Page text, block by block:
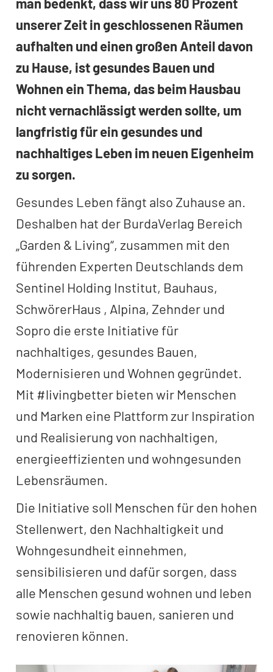
unserer Zeit in geschlossenen Räumen
aufhalten und einen großen Anteil davon
zu Hause, ist gesundes Bauen und
Wohnen ein Thema, das beim Hausbau
nicht vernachlässigt werden sollte, um
langfristig für ein gesundes und
nachhaltiges Leben im neuen Eigenheim
zu sorgen.
Gesundes Leben fängt also Zuhause an.
Deshalben hat der BurdaVerlag Bereich
„Garden & Living“, zusammen mit den
führenden Experten Deutschlands dem
Sentinel Holding Institut, Bauhaus,
SchwörerHaus , Alpina, Zehnder und
Sopro die erste Initiative für
nachhaltiges, gesundes Bauen,
Modernisieren und Wohnen gegründet.
Mit #livingbetter bieten wir Menschen
und Marken eine Plattform zur Inspiration
und Realisierung von nachhaltigen,
energieeffizienten und wohngesunden
Lebensräumen.
Die Initiative soll Menschen für den hohen
Stellenwert, den Nachhaltigkeit und
Wohngesundheit einnehmen,
sensibilisieren und dafür sorgen, dass
alle Menschen gesund wohnen und leben
sowie nachhaltig bauen, sanieren und
renovieren können.